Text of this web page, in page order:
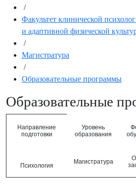
/
Факультет клинической
и адаптивной физической
/
Магистратура
/
Образовательные программы
Образовательные
Направление
подготовки
Уровень
образования
Психология
Магистратура